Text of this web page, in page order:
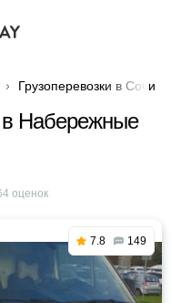
Грузоперевозки в Сочи
в Набережные
оценок
7.8 149